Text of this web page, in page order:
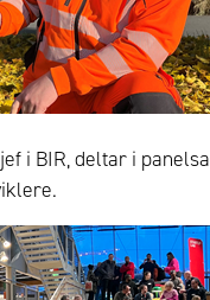
i BIR, deltar i